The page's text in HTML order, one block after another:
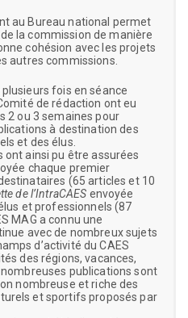
au Bureau national permet
la commission de manière
cohésion avec les projets
autres commissions.
plusieurs fois en séance
de rédaction ont eu
2 ou 3 semaines pour
à destination des
et des élus.
ont ainsi pu être assurées
chaque premier
(65 articles et 10
de l’IntraCAES envoyée
et professionnels (87
MAG a connu une
avec de nombreux sujets
d’activité du CAES
des régions, vacances,
publications sont
nombreuse et riche des
et sportifs proposés par